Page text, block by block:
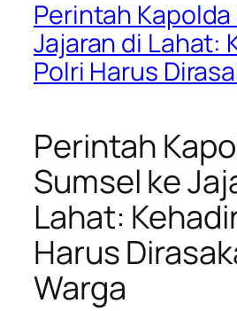
Perintah
Jajaran di Lahat:
Polri Harus
Perintah
Sumsel ke
Lahat:
Harus
Warga